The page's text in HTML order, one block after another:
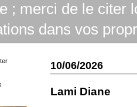
; merci de le citer
dans vos
10/06/2026
Lami Diane